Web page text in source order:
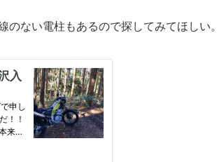
ない電柱もあるので探してみてほしい。